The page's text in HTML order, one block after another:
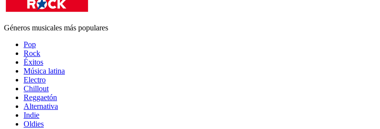
Géneros musicales más populares
Pop
Rock
Éxitos
Música latina
Electro
Chillout
Reggaetón
Alternativa
Indie
Oldies